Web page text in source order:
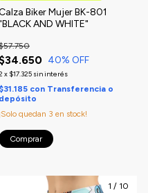
Biker Mujer BK-801
AND WHITE"
40% OFF
x $17.325 sin interés
$31.185 con Transferencia o
depósito
¡Solo quedan 3 en stock!
Comprar
1 / 10